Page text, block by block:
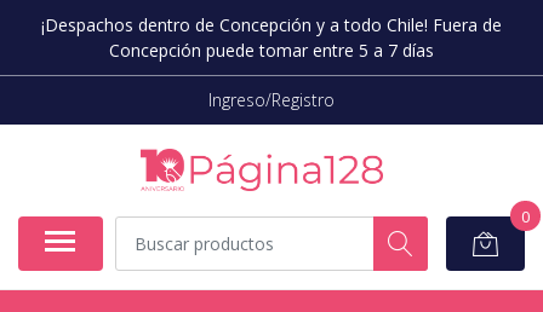
¡Despachos dentro de Concepción y a todo Chile! Fuera de
Concepción puede tomar entre 5 a 7 días
Ingreso/Registro
0